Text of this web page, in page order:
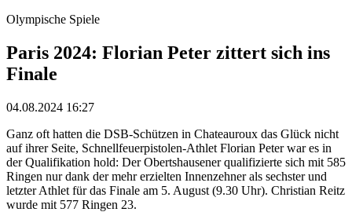
Olympische Spiele
Paris 2024: Florian Peter zittert sich ins
Finale
04.08.2024 16:27
Ganz oft hatten die DSB-Schützen in Chateauroux das Glück nicht
auf ihrer Seite, Schnellfeuerpistolen-Athlet Florian Peter war es in
der Qualifikation hold: Der Obertshausener qualifizierte sich mit 585
Ringen nur dank der mehr erzielten Innenzehner als sechster und
letzter Athlet für das Finale am 5. August (9.30 Uhr). Christian Reitz
wurde mit 577 Ringen 23.